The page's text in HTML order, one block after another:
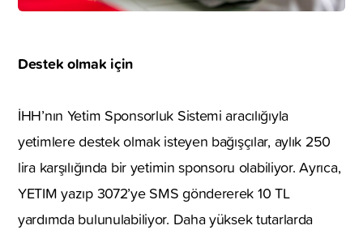
Destek olmak için
İHH’nın Yetim Sponsorluk Sistemi aracılığıyla
yetimlere destek olmak isteyen bağışçılar, aylık 250
lira karşılığında bir yetimin sponsoru olabiliyor. Ayrıca,
YETIM yazıp 3072’ye SMS göndererek 10 TL
yardımda bulunulabiliyor. Daha yüksek tutarlarda